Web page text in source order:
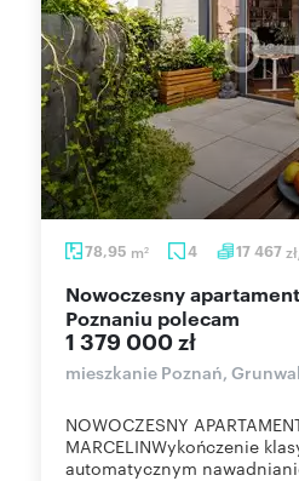
78,95 m2 4 17 467
Nowoczesny apartament 79 m² z tarasem w
Poznaniu polecam
1 379 000 zł
mieszkanie Poznań,
NOWOCZESNY
MARCELINWykończenie
automatycznym